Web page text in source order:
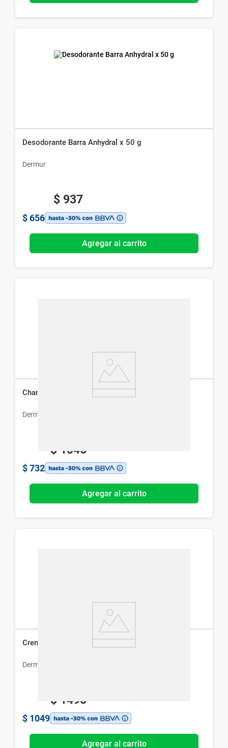
Desodorante Barra Anhydral x 50 g
Dermur
$ 937
$ 656
Agregar al carrito
Champu Tricomax x 240 ml
Dermur
$ 1046
$ 732
Agregar al carrito
Crema Dermur Mamá x 150 ml
Dermur
$ 1498
$ 1049
Agregar al carrito